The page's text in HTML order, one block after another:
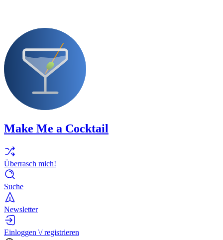
Make Me a Cocktail
Überrasch mich!
Suche
Newsletter
Einloggen \/ registrieren